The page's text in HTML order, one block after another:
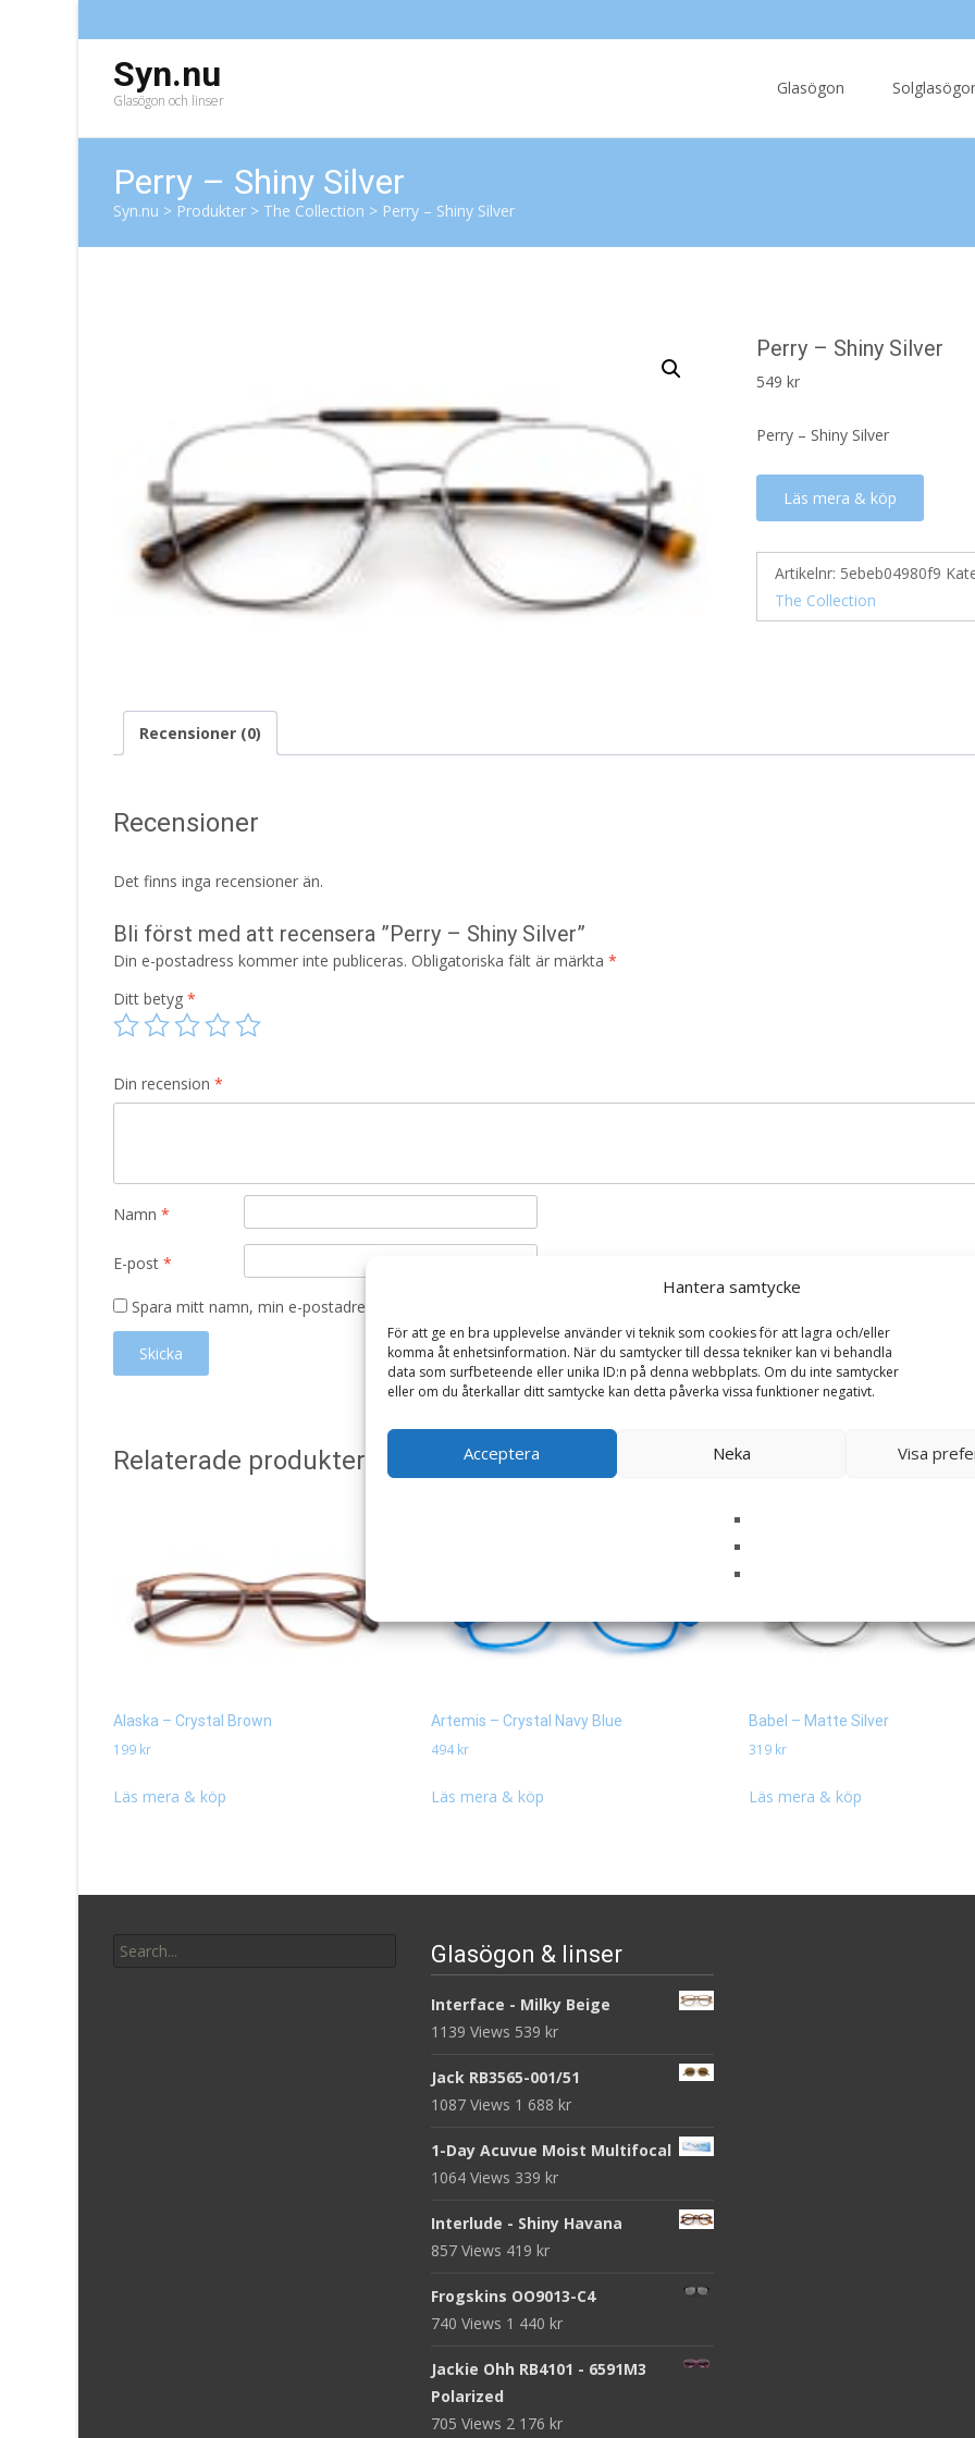
Hantera samtycke
För att ge en bra upplevelse använder vi teknik som cookies för att lagra och/eller
komma åt enhetsinformation. När du samtycker till dessa tekniker kan vi behandla
data som surfbeteende eller unika ID:n på denna webbplats. Om du inte samtycker
eller om du återkallar ditt samtycke kan detta påverka vissa funktioner negativt.
Acceptera Neka Visa
Syn.nu
Glasögon och linser
Glasögon
Perry – Shiny Silver
Syn.nu > Produkter > The Collection > Perry – Shiny Silver
Perry – Shiny Silver
549 kr
Perry – Shiny Silver
Läs mera & köp
Artikelnr: 5ebeb04980f9
The Collection
Recensioner (0)
Recensioner
Det finns inga recensioner än.
Bli först med att recensera ”Perry – Shiny Silver”
Din e-postadress kommer inte publiceras. Obligatoriska fält är märkta *
Ditt betyg *
Din recension *
Namn *
E-post *
Spara mitt namn, min e-postadress och webbplats i denna webbläsare till nästa gång jag skriver en kommentar.
Relaterade produkter
Alaska – Crystal Brown
199 kr
Läs mera & köp
Artemis – Crystal Navy Blue
494kr
Läs mera & köp
Babel – Matte Silver
319 kr
Läs mera & köp
for:
Glasögon & linser
Interface - Milky Beige
1139 Views 539 kr
Jack RB3565-001/51
1087 Views 1 688 kr
1-Day Acuvue Moist Multifocal
1064 Views 339 kr
Interlude - Shiny Havana
857 Views 419 kr
Frogskins OO9013-C4
740 Views 1 440 kr
Jackie Ohh RB4101 - 6591M3
Polarized
705 Views 2 176 kr